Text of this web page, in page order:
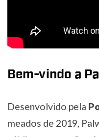
Bem-vindo a
Desenvolvido pela
meados de 2019,